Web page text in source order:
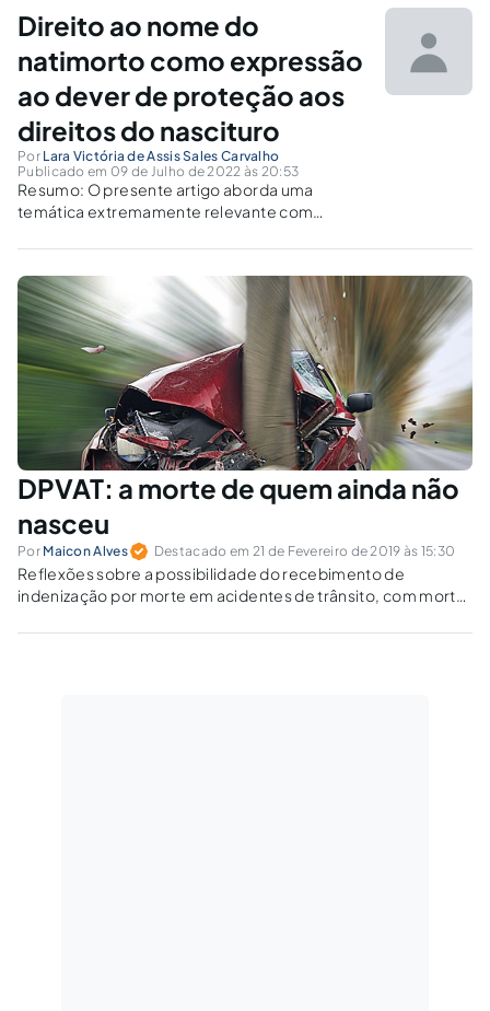
Direito ao nome do
natimorto como expressão
ao dever de proteção aos
direitos do nascituro
Por Lara Victória de Assis Sales Carvalho
Publicado em 09 de Julho de 2022 às 20:53
Resumo: O presente artigo aborda uma
temática extremamente relevante com
indicado em seu assento de óbito. Fazendo
com que um conteúdo tão pouco debatido no
nosso dia a dia evidencie um valor...
DPVAT: a morte de quem ainda não
nasceu
Por Maicon Alves Destacado em 21 de Fevereiro de 2019 às 15:30
Reflexões sobre a possibilidade do recebimento de
indenização por morte em acidentes de trânsito, com morte